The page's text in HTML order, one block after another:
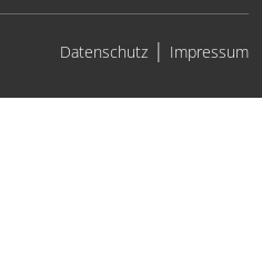
Datenschutz| Impressum